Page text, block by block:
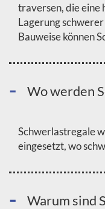
traversen, die eine
Lagerung
Bauweise können
Wo werden
Schwerlastregale
eingesetzt, wo
Warum sind